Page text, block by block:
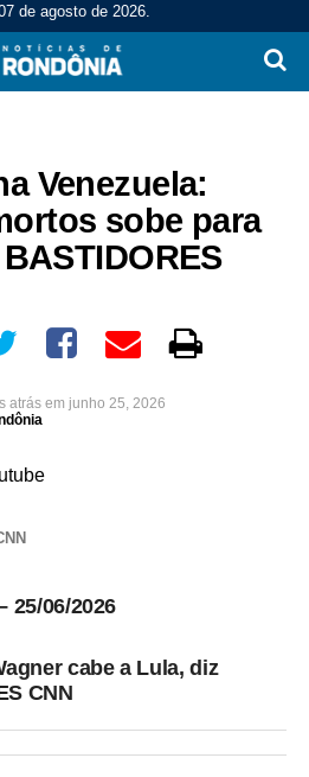
de agosto de 2026.
Venezuela:
sobe para
atrás em junho 25, 2026
25/06/2026
cabe a Lula, diz
CNN